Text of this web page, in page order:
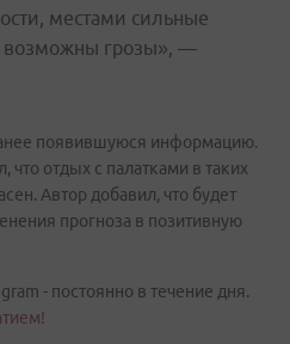
местами сильные
возможны грозы», —
появившуюся информацию.
что отдых с палатками в таких
Автор добавил, что будет
прогноза в позитивную
- постоянно в течение дня.